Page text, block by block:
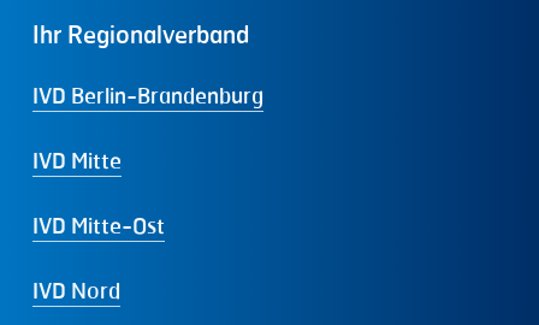
Ihr Regionalverband
IVD Berlin-Brandenburg
IVD Mitte
IVD Mitte-Ost
IVD Nord